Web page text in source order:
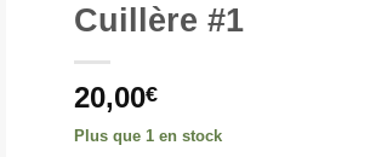
Cuillère #1
20,00€
Plus que 1 en stock